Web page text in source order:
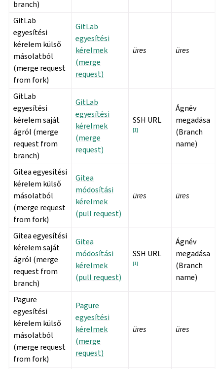
branch)
GitLab
egyesítési
kérelem külső
másolatból
(merge request
from fork)
GitLab
egyesítési
kérelmek
(merge
request)
üres üres
GitLab
egyesítési
kérelem saját
ágról (merge
request from
branch)
GitLab
egyesítési
kérelmek
(merge
request)
SSH URL
[1]
Ágnév
megadása
(Branch
name)
Gitea egyesítési
kérelem külső
másolatból
(merge request
from fork)
Gitea
módosítási
kérelmek
(pull request)
üres üres
Gitea egyesítési
kérelem saját
ágról (merge
request from
branch)
Gitea
módosítási
kérelmek
(pull request)
SSH URL
[1]
Ágnév
megadása
(Branch
name)
Pagure
egyesítési
kérelem külső
másolatból
(merge request
from fork)
Pagure
egyesítési
kérelmek
(merge
request)
üres üres